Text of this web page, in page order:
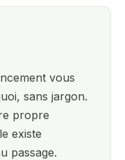
vous
sans jargon.
propre
existe
passage.